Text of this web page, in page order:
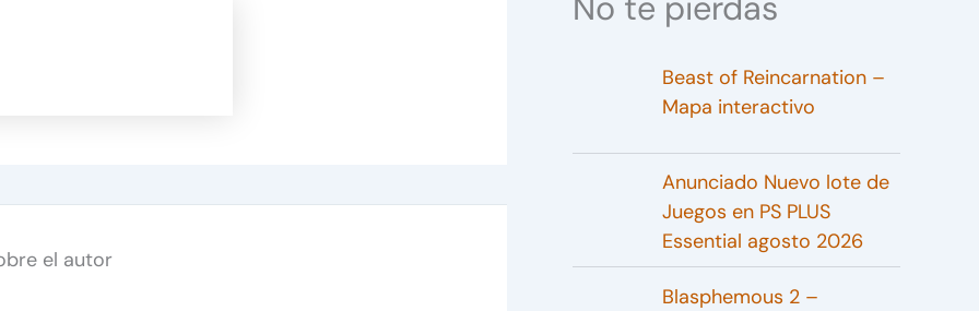
el autor
Beast of Reincarnation –
Mapa interactivo
Anunciado Nuevo lote de
Juegos en PS PLUS
Essential agosto 2026
Blasphemous 2 –